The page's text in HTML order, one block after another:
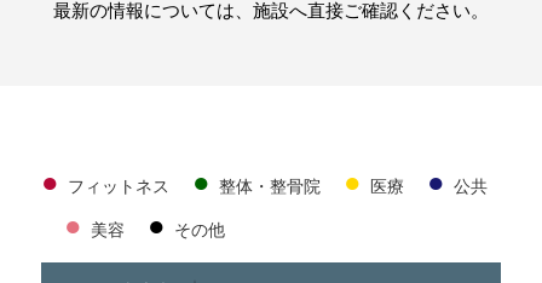
最新の情報については、施設へ直接ご確認ください。
● フィットネス ● 整体・整骨院 ● 医療 ● 公共
● 美容 ● その他